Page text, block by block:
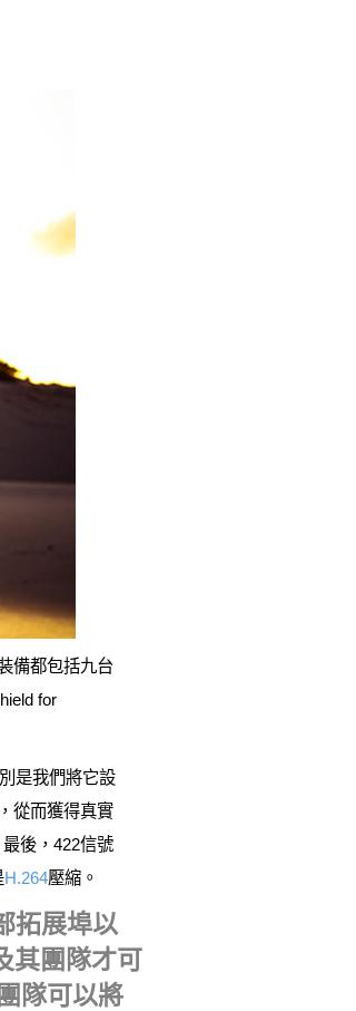
備都包括九台
for
是我們將它設
從而獲得真實
後，422信號
H.264壓縮。
拓展埠以
其團隊才可
隊可以將